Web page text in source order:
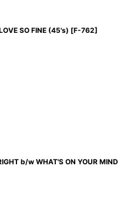
SO FINE (45's) [F-762]
b/w WHAT'S ON YOUR MIND